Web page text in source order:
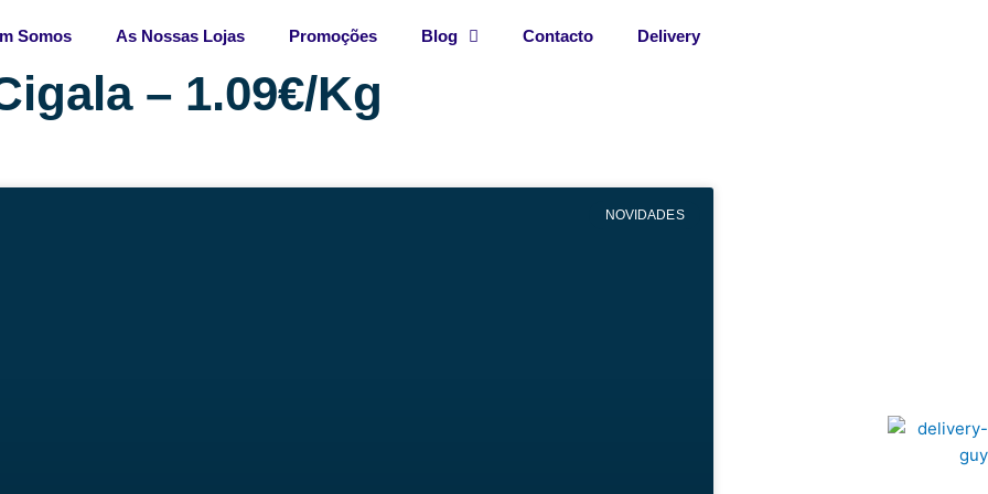
Somos As Nossas Lojas Promoções Blog Contacto Delivery
– 1.09€/Kg
NOVIDADES